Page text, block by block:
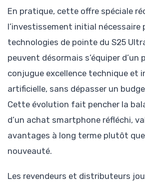
En pratique, cette offre spéciale
l’investissement initial nécessaire
technologies de pointe du S25
peuvent désormais s’équiper d’un
conjugue excellence technique et
artificielle, sans dépasser un
Cette évolution fait pencher la
d’un achat smartphone réfléchi,
avantages à long terme plutôt
nouveauté.
Les revendeurs et distributeurs